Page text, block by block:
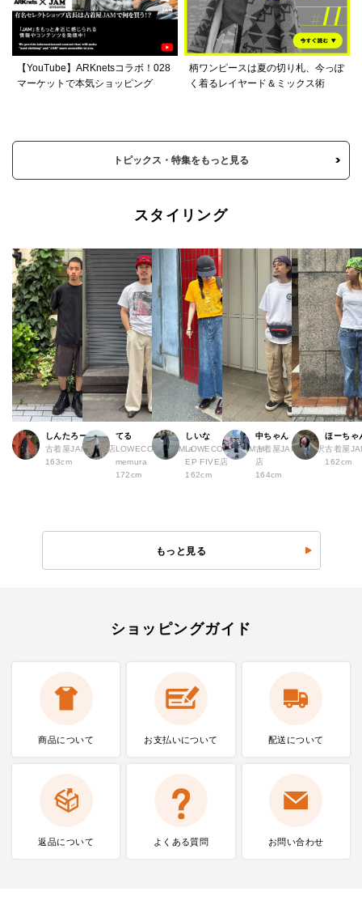
【YouTube】ARKnetsコラボ！028
マーケットで本気ショッピング
柄ワンピースは夏の切り札、今っぽ
く着るレイヤード＆ミックス術
トピックス・特集をもっと見る
スタイリング
しんたろー
古着屋JAM 仙台店
163cm
てる
LOWECO by JAM a
memura
172cm
しいな
LOWECO by JAM H
EP FIVE店
162cm
中ちゃん
古着屋JAM 下北沢
店
164cm
ほーちゃ
古着屋
162cm
もっと見る
ショッピングガイド
商品について お支払いについて 配送について
返品について よくある質問 お問い合わせ